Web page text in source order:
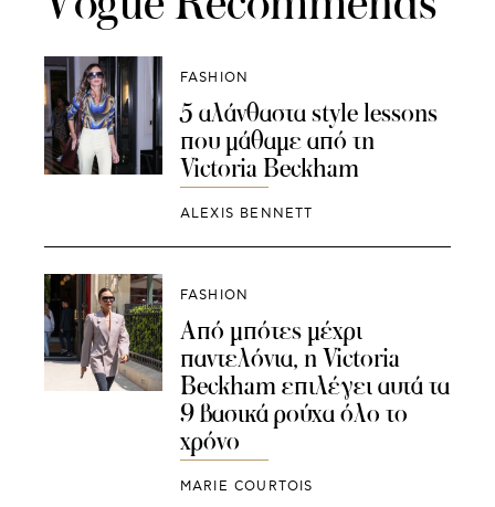
FASHION
5 αλάνθαστα style lessons
που μάθαμε από τη
Victoria Beckham
ALEXIS BENNETT
FASHION
Από μπότες μέχρι
παντελόνια, η Victoria
Beckham επιλέγει αυτά τα
9 βασικά ρούχα όλο το
χρόνο
MARIE COURTOIS